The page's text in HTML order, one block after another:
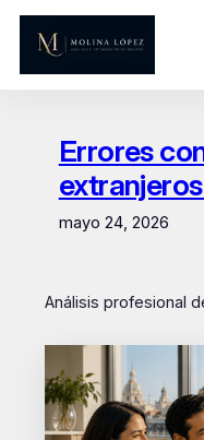
Saltar
contenido
Errores
mayo 24, 2026
Análisis profesional